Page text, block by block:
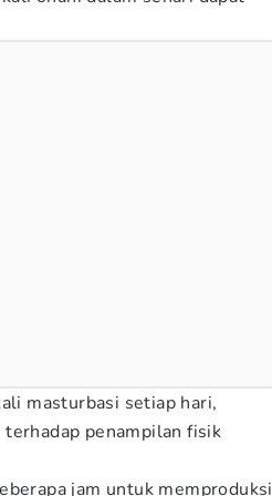
masturbasi setiap hari,
penampilan fisik
jam untuk memproduksi